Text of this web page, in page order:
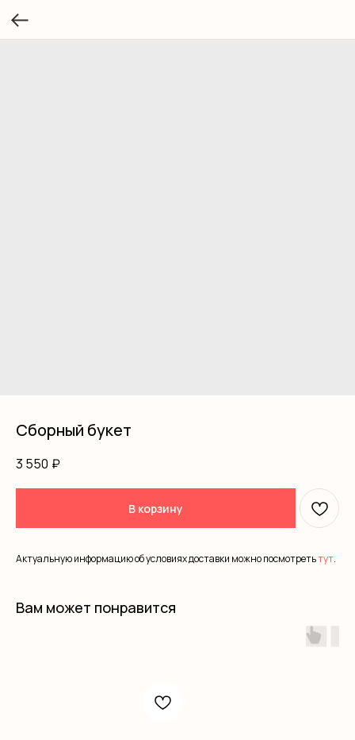
Сборный букет
3 550 ₽
В корзину
Актуальную информацию об условиях доставки можно посмотретьтут.
Вам может понравится